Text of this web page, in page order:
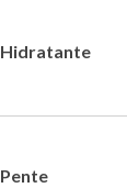
Hidratante
Pente